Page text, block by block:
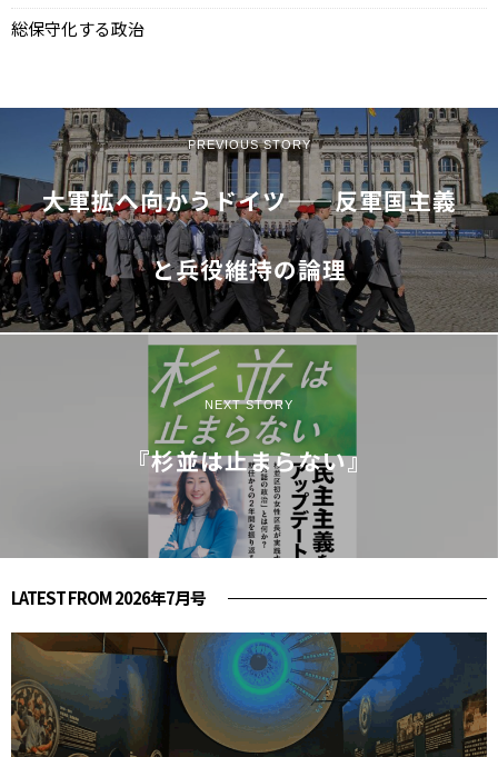
総保守化する政治
PREVIOUS STORY
大軍拡へ向かうドイツ——反軍国主義
と兵役維持の論理
NEXT STORY
『杉並は止まらない』
LATEST FROM 2026年7月号